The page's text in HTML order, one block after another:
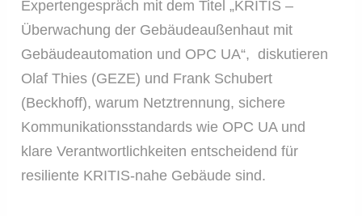
Expertengespräch mit dem Titel „KRITIS –
Überwachung der Gebäudeaußenhaut mit
Gebäudeautomation und OPC UA“, diskutieren
Olaf Thies (GEZE) und Frank Schubert
(Beckhoff), warum Netztrennung, sichere
Kommunikationsstandards wie OPC UA und
klare Verantwortlichkeiten entscheidend für
resiliente KRITIS-nahe Gebäude sind.